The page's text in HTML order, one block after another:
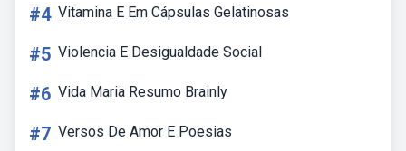
#4 Vitamina E Em Cápsulas Gelatinosas
#5 Violencia E Desigualdade Social
#6 Vida Maria Resumo Brainly
#7 Versos De Amor E Poesias